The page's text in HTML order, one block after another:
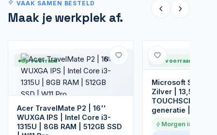
VAAK SAMEN BESTELD
Maak je werkplek af.
‹ ›
Op voorraad Nieuw
Acer TravelMate P2 | 16''
WUXGA IPS | Intel Core i3-
1315U | 8GB RAM | 512GB SSD
Op voorraad
Microsoft Surface
Zilver | 13,5 inch
TOUCHSCREEN |
generatie | 8GB |
Morgen in huis